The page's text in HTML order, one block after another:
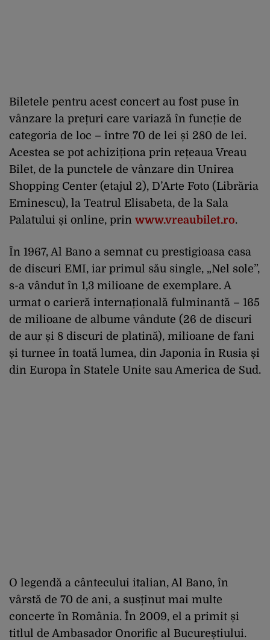
Biletele pentru acest concert au fost puse în
vânzare la prețuri care variază în funcție de
categoria de loc – între 70 de lei și 280 de lei.
Acestea se pot achiziționa prin rețeaua Vreau
Bilet, de la punctele de vânzare din Unirea
Shopping Center (etajul 2), D’Arte Foto (Librăria
Eminescu), la Teatrul Elisabeta, de la Sala
Palatului și online, prin www.vreaubilet.ro.
În 1967, Al Bano a semnat cu prestigioasa casa
de discuri EMI, iar primul său single, „Nel sole”,
s-a vândut în 1,3 milioane de exemplare. A
urmat o carieră internațională fulminantă – 165
de milioane de albume vândute (26 de discuri
de aur și 8 discuri de platină), milioane de fani
și turnee în toată lumea, din Japonia în Rusia și
din Europa în Statele Unite sau America de Sud.
O legendă a cântecului italian, Al Bano, în
vârstă de 70 de ani, a susținut mai multe
concerte în România. În 2009, el a primit și
titlul de Ambasador Onorific al Bucureștiului.